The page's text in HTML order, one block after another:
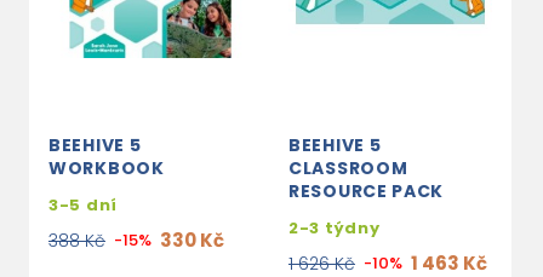
BEEHIVE 5
WORKBOOK
3-5 dní
388 Kč -15% 330 Kč
BEEHIVE 5
CLASSROOM
RESOURCE PACK
2-3 týdny
1 626 Kč -10% 1 463 Kč